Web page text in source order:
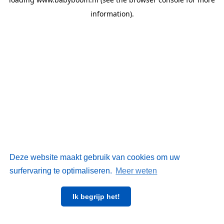
Deze website maakt gebruik van cookies om uw
surfervaring te optimaliseren. Meer weten
Ik begrijp het!
information).